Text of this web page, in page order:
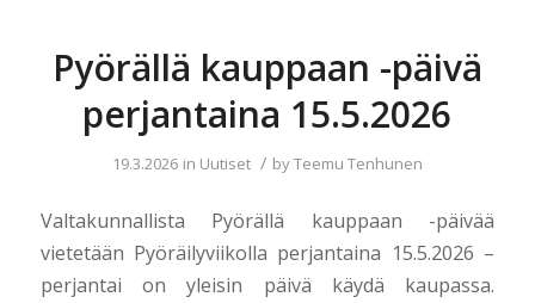
Pyörällä kauppaan -päivä
perjantaina 15.5.2026
19.3.2026 in Uutiset / byTeemu Tenhunen
Valtakunnallista Pyörällä kauppaan -päivää
vietetään Pyöräilyviikolla perjantaina 15.5.2026 –
perjantai on yleisin päivä käydä kaupassa.